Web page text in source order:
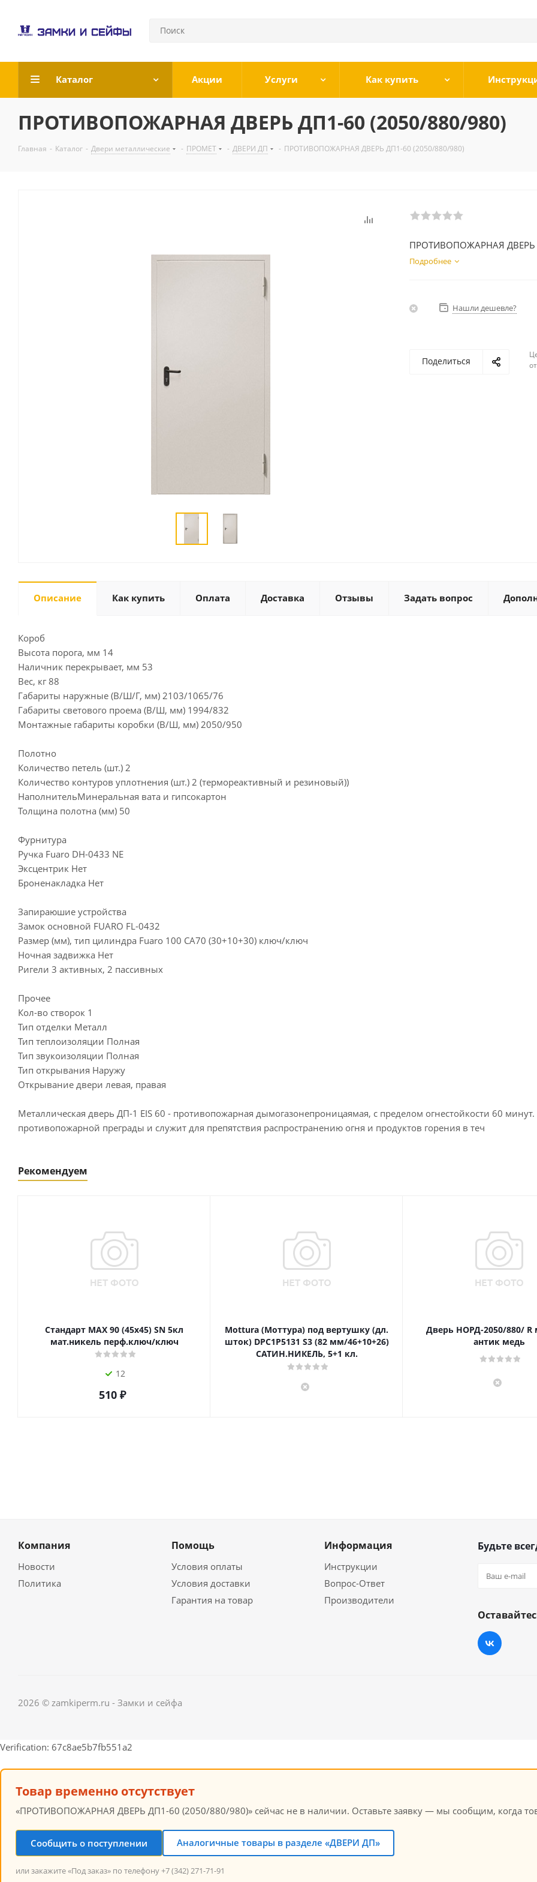
Каталог Акции Услуги Как купить
ПРОТИВОПОЖАРНАЯ ДВЕРЬ ДП1-60 (2050/880/980)
Главная - Каталог - Двери металлические - ПРОМЕТ - ДВЕРИ ДП - ПРОТИВОПОЖАРНАЯ ДВЕРЬ ДП1-60 (2050/880/980)
ПРОТИВОПОЖАРНАЯ ДВЕРЬ
Подробнее
Нашли дешевле?
Поделиться
Описание Как купить Оплата Доставка Отзывы Задать вопрос
Короб
Высота порога, мм 14
Наличник перекрывает, мм 53
Вес, кг 88
Габариты наружные (В/Ш/Г, мм) 2103/1065/76
Габариты светового проема (В/Ш, мм) 1994/832
Монтажные габариты коробки (В/Ш, мм) 2050/950
Полотно
Количество петель (шт.) 2
Количество контуров уплотнения (шт.) 2 (термореактивный и резиновый))
НаполнительМинеральная вата и гипсокартон
Толщина полотна (мм) 50
Фурнитура
Ручка Fuaro DH-0433 NE
Эксцентрик Нет
Броненакладка Нет
Запираюшие устройства
Замок основной FUARO FL-0432
Размер (мм), тип цилиндра Fuaro 100 CA70 (30+10+30) ключ/ключ
Ночная задвижка Нет
Ригели 3 активных, 2 пассивных
Прочее
Кол-во створок 1
Тип отделки Металл
Тип теплоизоляции Полная
Тип звукоизоляции Полная
Тип открывания Наружу
Открывание двери левая, правая
Металлическая дверь ДП-1 EIS 60 - противопожарная дымогазонепроницаямая, с пределом огнестойкости 60
противопожарной преграды и служит для препятствия распространению огня и продуктов горения в теч
Рекомендуем
Стандарт MAX 90 (45х45) SN 5кл
мат.никель перф.ключ/ключ
12
510₽
Mottura (Моттура) под вертушку (дл.
шток) DPC1P5131 S3 (82 мм/46+10+26)
САТИН.НИКЕЛЬ, 5+1 кл.
Дверь НОРД-2050/880/ R
антик медь
Компания
Новости
Политика
Помощь
Условия оплаты
Условия доставки
Гарантия на товар
Информация
Инструкции
Вопрос-Ответ
Производители
Будьте
2026 © zamkiperm.ru - Замки и сейфа
Verification: 67c8ae5b7fb551a2
Товар временно отсутствует
«ПРОТИВОПОЖАРНАЯ ДВЕРЬ ДП1-60 (2050/880/980)» сейчас не в наличии. Оставьте заявку — мы сообщим, когда
Сообщить о поступлении Аналогичные товары в разделе «ДВЕРИ ДП»
или закажите «Под заказ» по телефону +7 (342) 271-71-91